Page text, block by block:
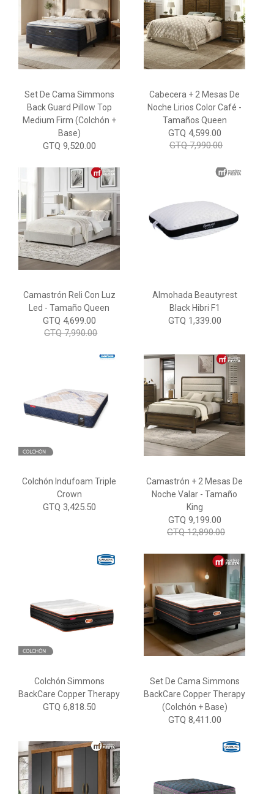
Set De Cama Simmons
Back Guard Pillow Top
Medium Firm (Colchón +
Base)
GTQ 9,520.00
Cabecera + 2 Mesas De
Noche Lirios Color Café -
Tamaños Queen
GTQ 4,599.00
GTQ 7,990.00
Camastrón Reli Con Luz
Led - Tamaño Queen
GTQ 4,699.00
GTQ 7,990.00
Almohada Beautyrest
Black Hibri F1
GTQ 1,339.00
Colchón Indufoam Triple
Crown
GTQ 3,425.50
Camastrón + 2 Mesas De
Noche Valar - Tamaño
King
GTQ 9,199.00
GTQ 12,890.00
Colchón Simmons
BackCare Copper Therapy
GTQ 6,818.50
Set De Cama Simmons
BackCare Copper Therapy
(Colchón + Base)
GTQ 8,411.00